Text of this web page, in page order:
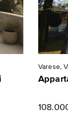
Varese,